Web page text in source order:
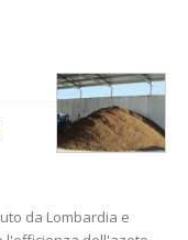
da Lombardia e